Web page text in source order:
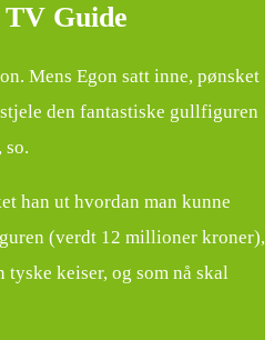
Guide
Mens Egon satt inne, pønsket
den fantastiske gullfiguren
han ut hvordan man kunne
(verdt 12 millioner kroner),
keiser, og som nå skal